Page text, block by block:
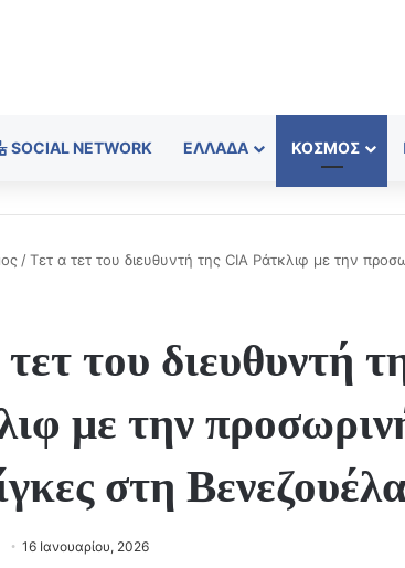
SOCIAL NETWORK ΕΛΛΆΔΑ ΚΌΣΜΟΣ
/Τετ α τετ του διευθυντή της CIA Ράτκλιφ με την
του διευθυντή
με την
στη
16 Ιανουαρίου, 2026